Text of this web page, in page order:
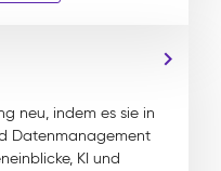
neu, indem es sie in
Datenmanagement
KI und